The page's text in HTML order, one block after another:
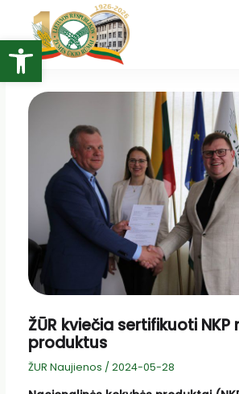
Open toolbar
turinio
ŽŪR kviečia sertifikuoti
produktus
ŽUR Naujienos / 2024-05-28